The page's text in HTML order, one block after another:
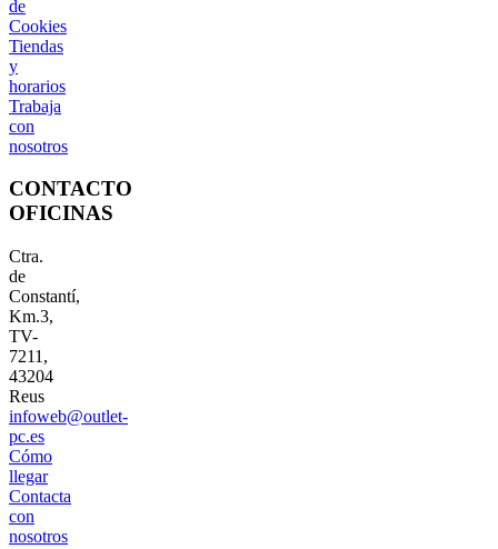
de
Cookies
Tiendas
y
horarios
Trabaja
con
nosotros
CONTACTO
OFICINAS
Ctra.
de
Constantí,
Km.3,
TV-
7211,
43204
Reus
infoweb@outlet-
pc.es
Cómo
llegar
Contacta
con
nosotros